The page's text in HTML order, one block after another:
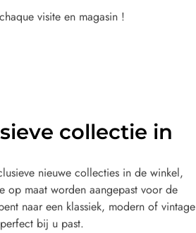
visite en magasin !
collectie in
nieuwe collecties in de winkel,
op maat worden aangepast voor de
naar een klassiek, modern of vintage
bij u past.